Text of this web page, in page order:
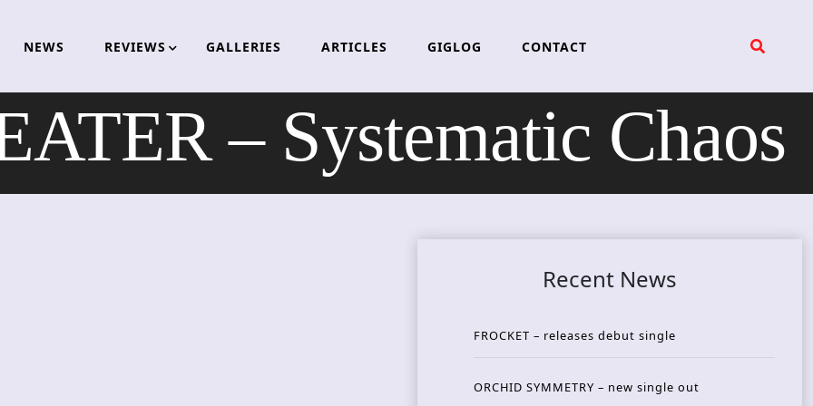
NEWS REVIEWS GALLERIES ARTICLES GIGLOG CONTACT
– Systematic Chaos
Recent News
FROCKET – releases debut single
ORCHID SYMMETRY – new single out